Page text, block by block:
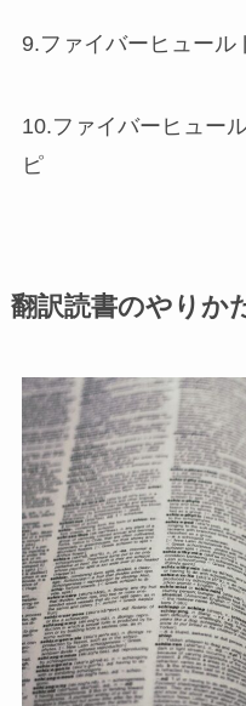
9.ファイバーヒュール
10.ファイバーヒュー
ピ
翻訳読書のやりか